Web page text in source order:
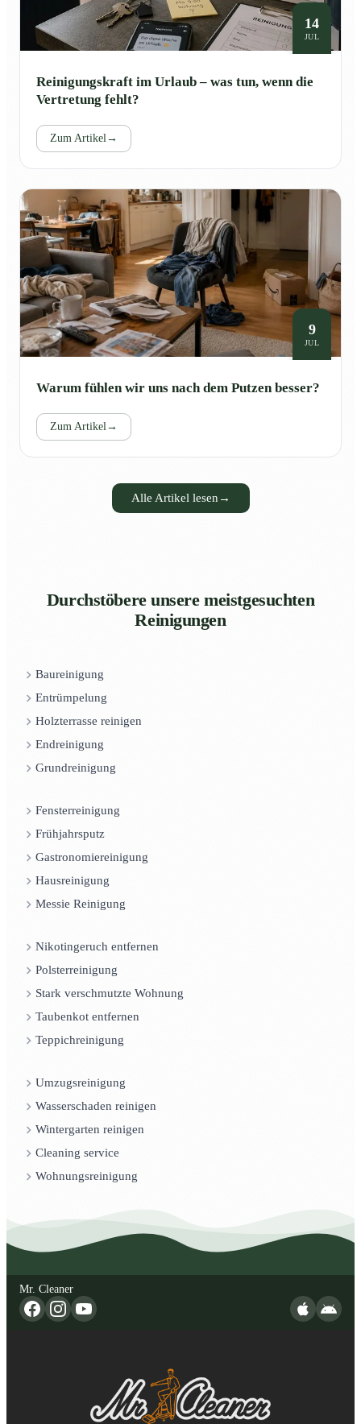
14
JUL
Reinigungskraft im Urlaub – was tun, wenn die
Vertretung fehlt?
Zum Artikel→
9
JUL
Warum fühlen wir uns nach dem Putzen besser?
Zum Artikel→
Alle Artikel lesen →
Durchstöbere unsere meistgesuchten
Reinigungen
Baureinigung
Entrümpelung
Holzterrasse reinigen
Endreinigung
Grundreinigung
Fensterreinigung
Frühjahrsputz
Gastronomiereinigung
Hausreinigung
Messie Reinigung
Nikotingeruch entfernen
Polsterreinigung
Stark verschmutzte Wohnung
Taubenkot entfernen
Teppichreinigung
Umzugsreinigung
Wasserschaden reinigen
Wintergarten reinigen
Cleaning service
Wohnungsreinigung
Mr. Cleaner